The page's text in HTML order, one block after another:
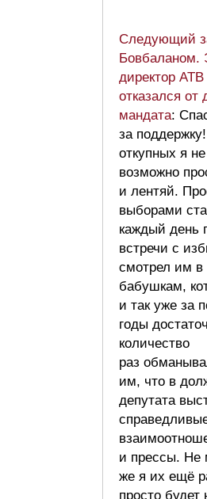
Следующий
Бовбаланом.
директор АТВ
отказался от
мандата:
за
откупных я
возможно
и лентяй.
выборами
каждый день
встречи с
смотрел им в
бабушкам,
и так уже за
годы
количество
раз
им, что в
депутата
и прессы. Не
же я их ещё
просто будет